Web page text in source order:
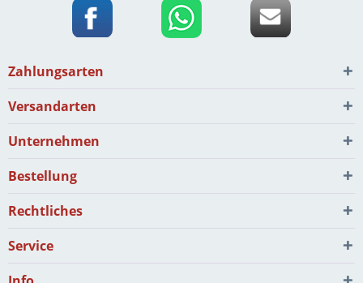
Zahlungsarten
Versandarten
Unternehmen
Bestellung
Rechtliches
Service